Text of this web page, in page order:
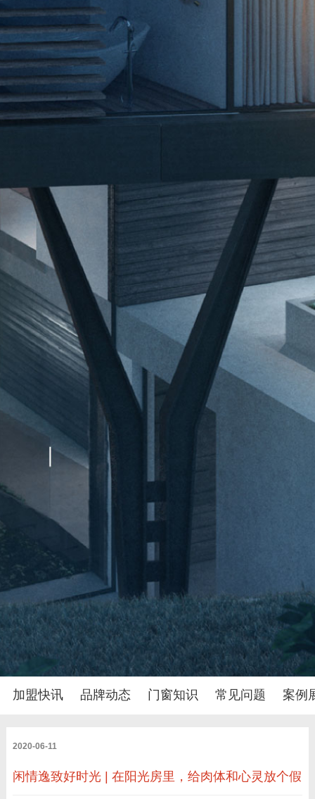
加盟快讯 品牌动态 门窗知识 常见问题 案例
2020-06-11
闲情逸致好时光 | 在阳光房里，给肉体和心灵放个假